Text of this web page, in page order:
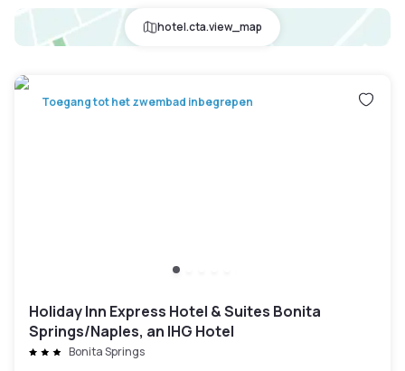
hotel.cta.view_map
Toegang tot het zwembad inbegrepen
Holiday Inn Express Hotel & Suites Bonita
Springs/Naples, an IHG Hotel
Bonita Springs